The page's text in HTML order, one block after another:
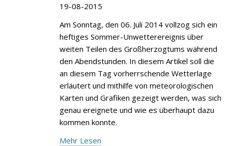
19-08-2015
Am Sonntag, den 06. Juli 2014 vollzog sich ein
heftiges Sommer-Unwetterereignis über
weiten Teilen des Großherzogtums während
den Abendstunden. In diesem Artikel soll die
an diesem Tag vorherrschende Wetterlage
erläutert und mithilfe von meteorologischen
Karten und Grafiken gezeigt werden, was sich
genau ereignete und wie es überhaupt dazu
kommen konnte.
Mehr Lesen